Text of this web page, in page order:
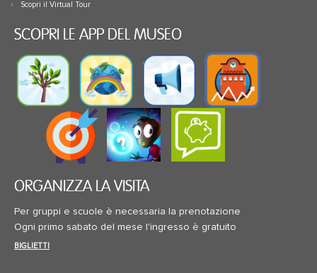
Scopri il Virtual Tour
SCOPRI LE APP DEL MUSEO
ORGANIZZA LA VISITA
Per gruppi e scuole è necessaria la prenotazione
Ogni primo sabato del mese l'ingresso è gratuito
BIGLIETTI